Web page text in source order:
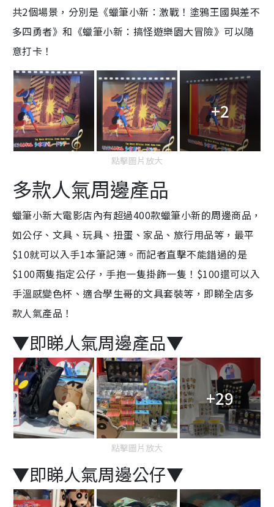
共2個場景，分別是《蠟筆小新：激戰！塗鴉王國與差不
多四勇者》和《蠟筆小新：搞怪遊樂園大冒險》可以隨
意打卡！
+2
點擊圖片放大
多款人氣周邊產品
蠟筆小新大電影店內有超過400款蠟筆小新的周邊商品，
如公仔、文具、玩具、扭蛋、家品、旅行用品等，最平
$10就可以入手1本筆記簿。而記者直擊不能錯過的是
$100兩隻指定公仔，手抱一隻掛飾一隻！$100還可以入
手溫感變色杯、適合學生哥的文具套裝等，即睇全店多
款人氣產品！
▼即睇人氣周邊產品▼
+29
點擊圖片放大
▼即睇人氣周邊公仔▼